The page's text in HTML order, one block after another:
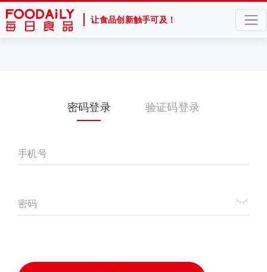
让食品创新触手可及！
密码登录 验证码登录
手机号
密码